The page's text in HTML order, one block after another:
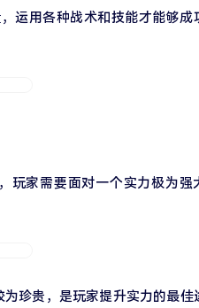
运用各种战术和技能才能够成
玩家需要面对一个实力极为强
珍贵，是玩家提升实力的最佳